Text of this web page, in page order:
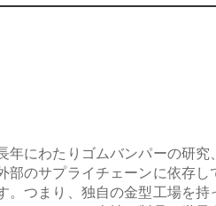
年にわたりゴムバンパーの研究
部のサプライチェーンに依存し
。つまり、独自の金型工場を持